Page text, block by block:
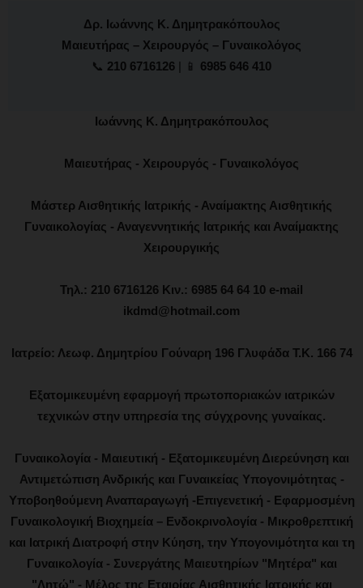
Δρ. Ιωάννης Κ. Δημητρακόπουλος
Μαιευτήρας – Χειρουργός – Γυναικολόγος
📞 210 6716126 | 📱 6985 646 410
Ιωάννης Κ. Δημητρακόπουλος
Μαιευτήρας - Χειρουργός - Γυναικολόγος
Μάστερ Αισθητικής Ιατρικής - Αναίμακτης Αισθητικής
Γυναικολογίας - Αναγεννητικής Ιατρικής και Αναίμακτης
Χειρουργικής
Τηλ.: 210 6716126 Κιν.: 6985 64 64 10 e-mail
ikdmd@hotmail.com
Ιατρείο: Λεωφ. Δημητρίου Γούναρη 196 Γλυφάδα Τ.Κ. 166 74
Εξατομικευμένη εφαρμογή πρωτοποριακών ιατρικών
τεχνικών στην υπηρεσία της σύγχρονης γυναίκας.
Γυναικολογία - Μαιευτική - Εξατομικευμένη Διερεύνηση και
Αντιμετώπιση Ανδρικής και Γυναικείας Υπογονιμότητας -
Υποβοηθούμενη Αναπαραγωγή -Επιγενετική - Εφαρμοσμένη
Γυναικολογική Βιοχημεία – Ενδοκρινολογία - Μικροθρεπτική
και Ιατρική Διατροφή στην Κύηση, την Υπογονιμότητα και τη
Γυναικολογία - Συνεργάτης Μαιευτηρίων "Μητέρα" και
"Λητώ" - Μέλος της Εταιρίας Αισθητικής Ιατρικής και